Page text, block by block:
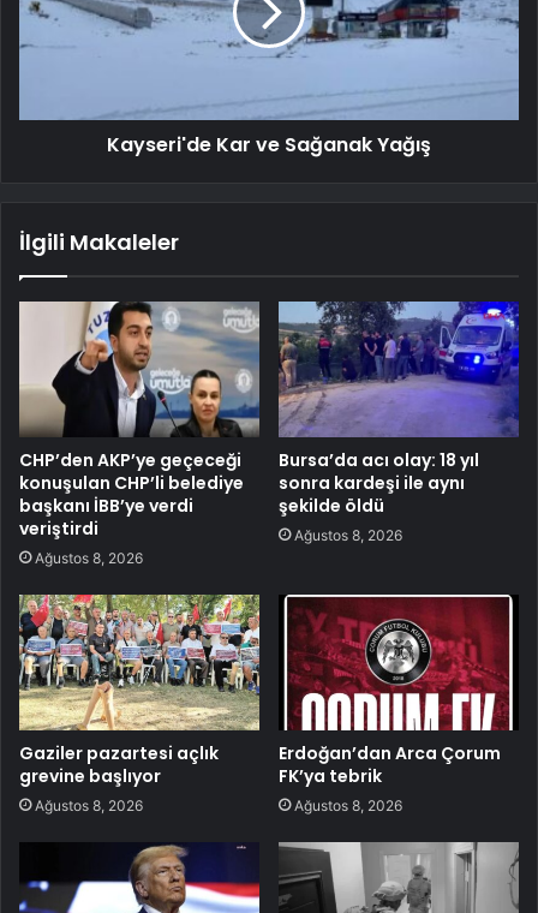
Kayseri'de Kar ve Sağanak Yağış
İlgili Makaleler
CHP’den AKP’ye geçeceği
konuşulan CHP’li belediye
başkanı İBB’ye verdi
veriştirdi
Ağustos 8, 2026
Bursa’da acı olay: 18 yıl
sonra kardeşi ile aynı
şekilde öldü
Ağustos 8, 2026
Gaziler pazartesi açlık
grevine başlıyor
Ağustos 8, 2026
Erdoğan’dan Arca Çorum
FK’ya tebrik
Ağustos 8, 2026